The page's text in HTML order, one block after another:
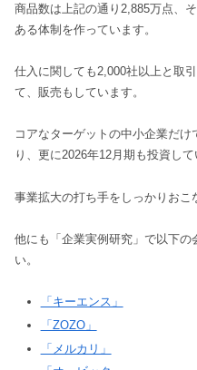
商品数は上記の通り2,885万点、
ある体制を作っています。
仕入に関しても2,000社以上と取
て、販売もしています。
コアなターゲットの中小企業だ
り、更に2026年12月期も投資して
事業拡大の打ち手をしっかりおこ
他にも「企業実例研究」で以下の
い。
「キーエンス」
「ZOZO」
「メルカリ」